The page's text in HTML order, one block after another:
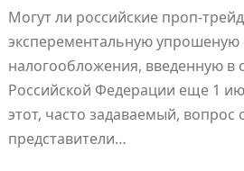
Могут ли российские проп-
эксперементальную упрошеную
налогообложения, введенную в
Российской Федерации еще 1
этот, часто задаваемый, вопрос
представители…